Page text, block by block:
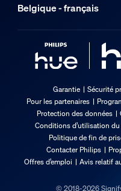
Belgique - français
Garantie Sécurité
Pour les partenaires
Protection des données
Conditions d’utilisation
Politique de fin de
Contacter Philips
Offres d’emploi
Avis relatif
© 2018-2026